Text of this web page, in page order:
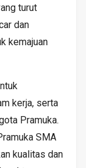
turut
dan
kemajuan
kerja, serta
Pramuka.
SMA
kualitas dan